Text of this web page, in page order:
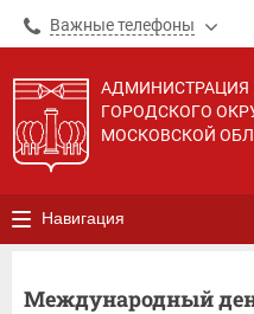
Важные телефоны
АДМИНИСТРАЦИЯ
ГОРОДСКОГО
МОСКОВСКОЙ
Навигация
Международный